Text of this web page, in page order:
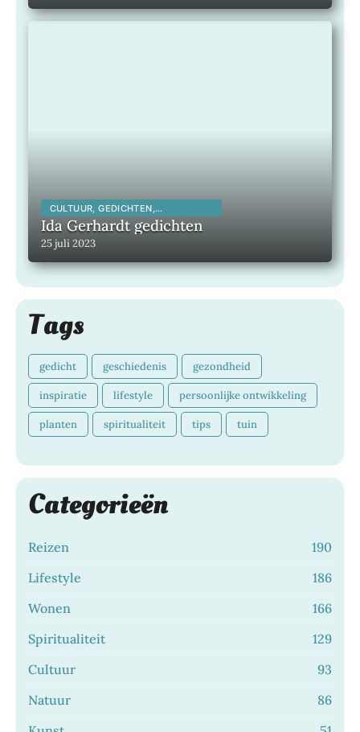
CULTUUR, GEDICHTEN,
INSPIRERENDE KUNSTENAARS,
INSPIRERENDE MENSEN,
LITERATUUR, MAATSCHAPPELIJK,
Ida Gerhardt gedichten
25 juli 2023
Tags
gedicht geschiedenis gezondheid
inspiratie lifestyle persoonlijke ontwikkeling
planten spiritualiteit tips tuin
Categorieën
Reizen
190
Lifestyle
186
Wonen
166
Spiritualiteit
129
Cultuur
93
Natuur
86